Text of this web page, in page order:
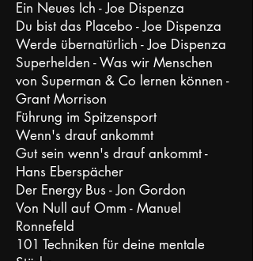
Ein Neues Ich - Joe Dispenza
Du bist das Placebo - Joe Dispenza
Werde übernatürlich - Joe Dispenza
Superhelden - Was wir Menschen
von Superman & Co lernen können -
Grant Morrison
Führung im Spitzensport
Wenn's drauf ankommt
Gut sein wenn's drauf ankommt -
Hans Eberspächer
Der Energy Bus - Jon Gordon
Von Null auf Omm - Manuel
Ronnefeld
101 Techniken für deine mentale